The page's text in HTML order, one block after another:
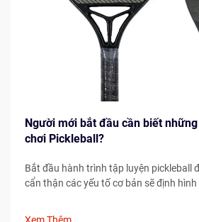
Người mới bắt đầu cần biết
chơi Pickleball?
Bắt đầu hành trình tập luyện pickleball
cẩn thận các yếu tố cơ bản sẽ định hình